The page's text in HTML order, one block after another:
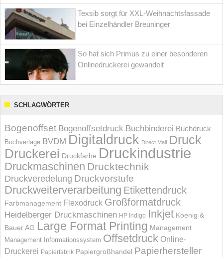
Texsib sorgt für XXL-Weihnachtsfassade
bei Einzelhändler Breuninger
So hat sich Primus zu einer besonderen
Onlinedruckerei gewandelt
SCHLAGWÖRTER
Bogenoffset Bogenoffsetdruck Buchbinderei Buchdruck
Buchverlage BVDM Digitaldruck Direct Mail Druck
Druckerei Druckfarbe Druckindustrie
Druckmaschinen Drucktechnik
Druckveredelung Druckvorstufe
Druckweiterverarbeitung Etikettendruck
Farbmanagement Flexodruck Großformatdruck
Heidelberger Druckmaschinen HP Indigo Inkjet Koenig &
Bauer AG Large Format Printing Management
Management Informations­system Offsetdruck Online-
Druckerei Papierfabrik Papiergroßhandel Papierhersteller